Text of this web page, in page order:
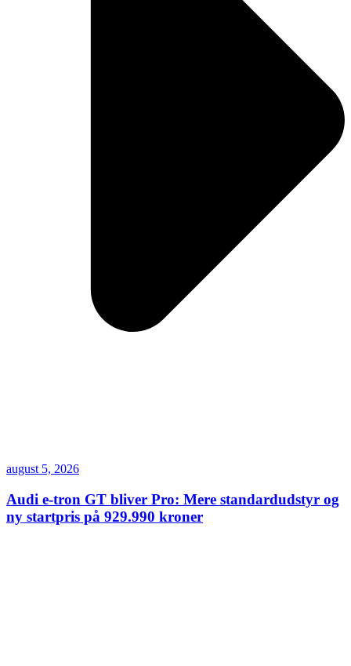
august 5, 2026
Audi e-tron GT bliver Pro: Mere standardudstyr og
ny startpris på 929.990 kroner